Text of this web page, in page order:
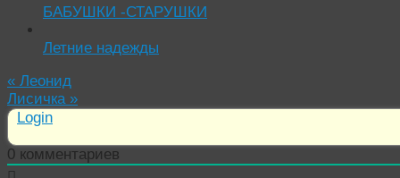
БАБУШКИ -СТАРУШКИ
Летние надежды
« Леонид
Лисичка »
Login
0 комментариев